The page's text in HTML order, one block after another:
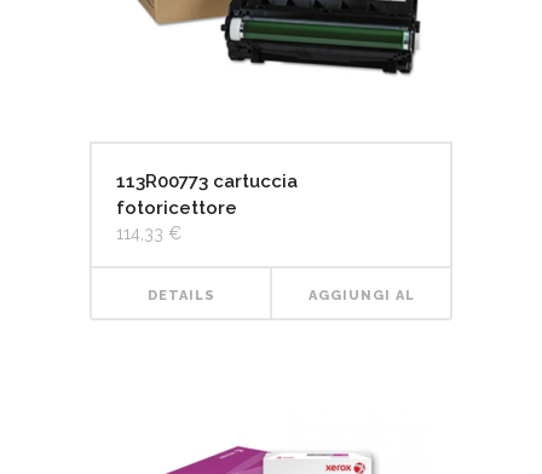
113R00773 cartuccia
fotoricettore
114,33 €
DETAILS AGGIUNGI AL